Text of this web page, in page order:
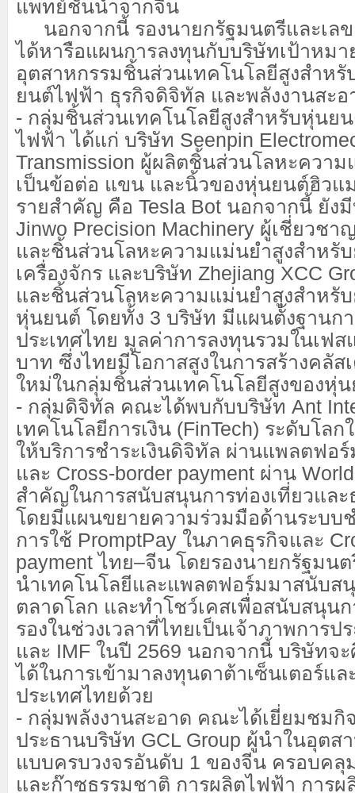
แพทย์ชั้นนำจากจีน
นอกจากนี้ รองนายกรัฐมนตรีและเลข
ได้หารือแผนการลงทุนกับบริษัทเป้าหมา
อุตสาหกรรมชิ้นส่วนเทคโนโลยีสูงสำห
ยนต์ไฟฟ้า ธุรกิจดิจิทัล และพลังงานสะอ
- กลุ่มชิ้นส่วนเทคโนโลยีสูงสำหรับหุ่นย
ไฟฟ้า ได้แก่ บริษัท Seenpin
Transmission ผู้ผลิตชิ้นส่วนโลหะควา
เป็นข้อต่อ แขน และนิ้วของหุ่นยนต์ฮิวแ
รายสำคัญ คือ Tesla Bot นอกจากนี้ ยัง
Jinwo Precision Machinery ผู้เชี่ยวชา
และชิ้นส่วนโลหะความแม่นยำสูงสำหรั
เครื่องจักร และบริษัท Zhejiang XCC
และชิ้นส่วนโลหะความแม่นยำสูงสำหรั
หุ่นยนต์ โดยทั้ง 3 บริษัท มีแผนตั้งฐานก
ประเทศไทย มูลค่าการลงทุนรวมในเฟส
บาท ซึ่งไทยมีโอกาสสูงในการสร้างคลัส
ใหม่ในกลุ่มชิ้นส่วนเทคโนโลยีสูงของหุ่
- กลุ่มดิจิทัล คณะได้พบกับบริษัท Ant
เทคโนโลยีการเงิน (FinTech) ระดับโลก
ให้บริการชำระเงินดิจิทัล ผ่านแพลตฟอร์
และ Cross-border payment ผ่าน
สำคัญในการสนับสนุนการท่องเที่ยวแล
โดยมีแผนขยายความร่วมมือด้านระบบ
การใช้ PromptPay ในภาคธุรกิจและ
payment ไทย–จีน โดยรองนายกรัฐมน
นำเทคโนโลยีและแพลตฟอร์มมาสนับส
ตลาดโลก และทำโชว์เคสเพื่อสนับสนุนก
รองในช่วงเวลาที่ไทยเป็นเจ้าภาพการป
และ IMF ในปี 2569 นอกจากนี้ บริษัทจ
ได้ในการเข้ามาลงทุนดาต้าเซ็นเตอร์แ
ประเทศไทยด้วย
- กลุ่มพลังงานสะอาด คณะได้เยี่ยมชมกิ
ประธานบริษัท GCL Group ผู้นำในอุตส
แบบครบวงจรอันดับ 1 ของจีน ครอบค
และก๊าซธรรมชาติ การผลิตไฟฟ้า การ